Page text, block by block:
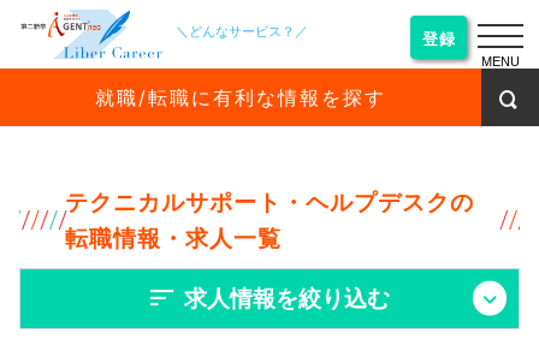
＼どんなサービス？／ 登録
就職/転職に有利な情報を探す
テクニカルサポート・ヘルプデスクの
転職情報・求人一覧
求人情報を絞り込む
MENU